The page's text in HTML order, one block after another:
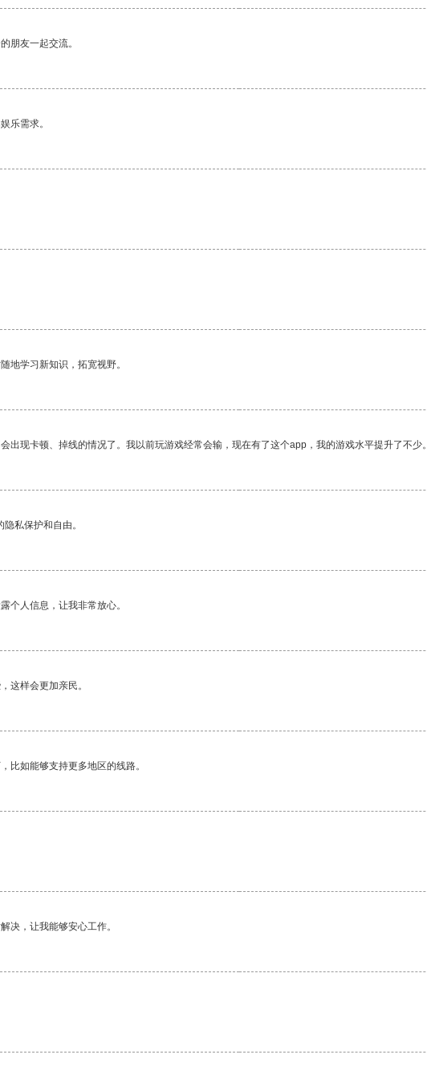
朋友一起交流。
乐需求。
地学习新知识，拓宽视野。
出现卡顿、掉线的情况了。我以前玩游戏经常会输，现在有了这个app，我的游戏水平提升了不少。
私保护和自由。
个人信息，让我非常放心。
这样会更加亲民。
比如能够支持更多地区的线路。
决，让我能够安心工作。